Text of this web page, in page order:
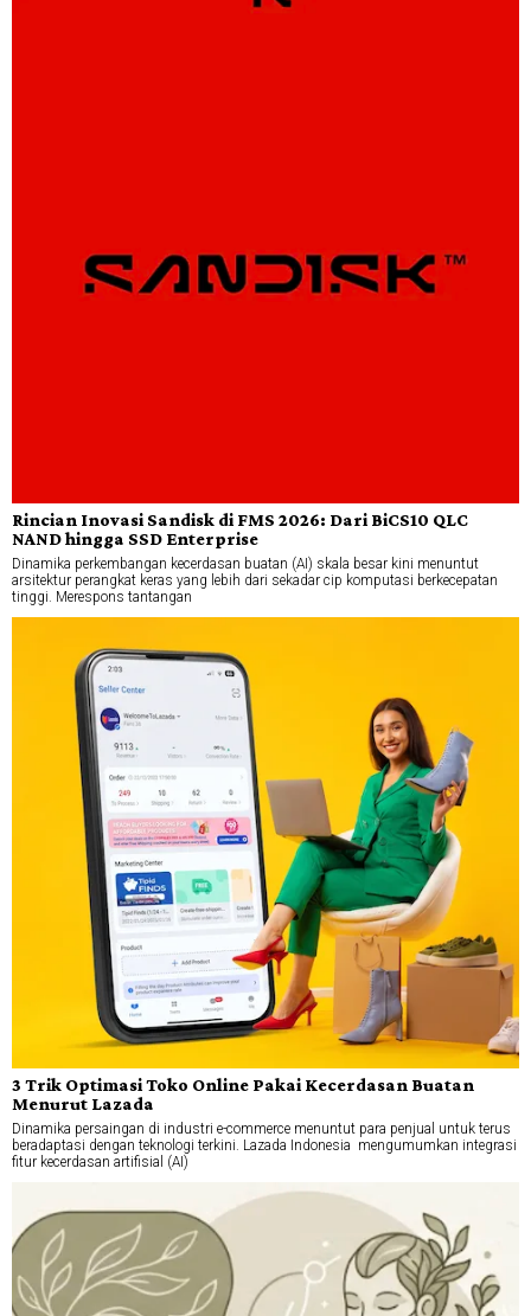
Rincian Inovasi Sandisk di FMS 2026: Dari BiCS10 QLC
NAND hingga SSD Enterprise
Dinamika perkembangan kecerdasan buatan (AI) skala besar kini menuntut
arsitektur perangkat keras yang lebih dari sekadar cip komputasi berkecepatan
tinggi. Merespons tantangan
3 Trik Optimasi Toko Online Pakai Kecerdasan Buatan
Menurut Lazada
Dinamika persaingan di industri e-commerce menuntut para penjual untuk terus
beradaptasi dengan teknologi terkini. Lazada Indonesia mengumumkan integrasi
fitur kecerdasan artifisial (AI)